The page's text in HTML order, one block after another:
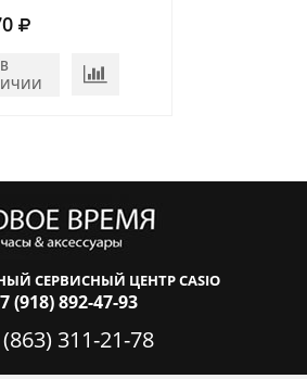
СЕРВИСНЫЙ ЦЕНТР CASIO
(918) 892-47-93
311-21-78